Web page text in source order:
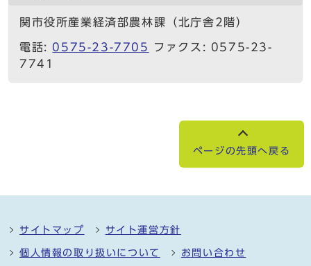
関市役所産業経済部農林課（北庁舎2階）
電話: 0575-23-7705
ファクス: 0575-23-
7741
ページの先頭へ戻る
サイトマップ サイト運営方針
個人情報の取り扱いについて お問い合わせ